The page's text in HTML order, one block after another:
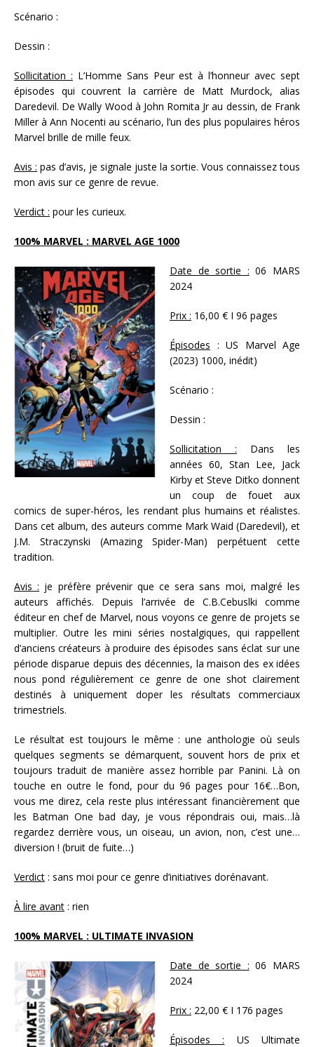
Scénario :
Dessin :
Sollicitation : L’Homme Sans Peur est à l’honneur avec sept
épisodes qui couvrent la carrière de Matt Murdock, alias
Daredevil. De Wally Wood à John Romita Jr au dessin, de Frank
Miller à Ann Nocenti au scénario, l’un des plus populaires héros
Marvel brille de mille feux.
Avis : pas d’avis, je signale juste la sortie. Vous connaissez tous
mon avis sur ce genre de revue.
Verdict : pour les curieux.
100% MARVEL : MARVEL AGE 1000
Date de sortie : 06 MARS
2024
Prix : 16,00 € I 96 pages
Épisodes : US Marvel Age
(2023) 1000, inédit)
Scénario :
Dessin :
Sollicitation : Dans les
années 60, Stan Lee, Jack
Kirby et Steve Ditko donnent
un coup de fouet aux
comics de super-héros, les rendant plus humains et réalistes.
Dans cet album, des auteurs comme Mark Waid (Daredevil), et
J.M. Straczynski (Amazing Spider-Man) perpétuent cette
tradition.
Avis : je préfère prévenir que ce sera sans moi, malgré les
auteurs affichés. Depuis l’arrivée de C.B.Cebuslki comme
éditeur en chef de Marvel, nous voyons ce genre de projets se
multiplier. Outre les mini séries nostalgiques, qui rappellent
d’anciens créateurs à produire des épisodes sans éclat sur une
période disparue depuis des décennies, la maison des ex idées
nous pond régulièrement ce genre de one shot clairement
destinés à uniquement doper les résultats commerciaux
trimestriels.
Le résultat est toujours le même : une anthologie où seuls
quelques segments se démarquent, souvent hors de prix et
toujours traduit de manière assez horrible par Panini. Là on
touche en outre le fond, pour du 96 pages pour 16€…Bon,
vous me direz, cela reste plus intéressant financièrement que
les Batman One bad day, je vous répondrais oui, mais…là
regardez derrière vous, un oiseau, un avion, non, c’est une…
diversion ! (bruit de fuite…)
Verdict : sans moi pour ce genre d’initiatives dorénavant.
À lire avant : rien
100% MARVEL : ULTIMATE INVASION
Date de sortie : 06 MARS
2024
Prix : 22,00 € I 176 pages
Épisodes : US Ultimate